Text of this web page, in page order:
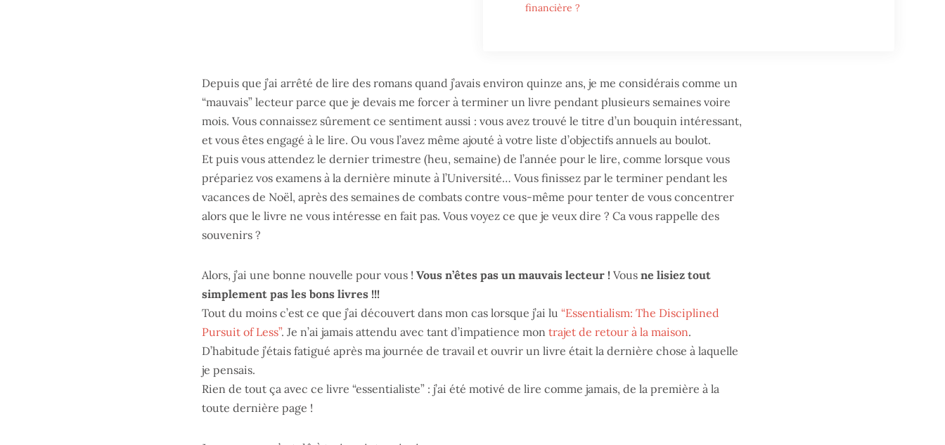
financière ?
Depuis que j’ai arrêté de lire des romans quand j’avais environ quinze ans, je me considérais comme un
“mauvais” lecteur parce que je devais me forcer à terminer un livre pendant plusieurs semaines voire
mois. Vous connaissez sûrement ce sentiment aussi : vous avez trouvé le titre d’un bouquin intéressant,
et vous êtes engagé à le lire. Ou vous l’avez même ajouté à votre liste d’objectifs annuels au boulot.
Et puis vous attendez le dernier trimestre (heu, semaine) de l’année pour le lire, comme lorsque vous
prépariez vos examens à la dernière minute à l’Université… Vous finissez par le terminer pendant les
vacances de Noël, après des semaines de combats contre vous-même pour tenter de vous concentrer
alors que le livre ne vous intéresse en fait pas. Vous voyez ce que je veux dire ? Ca vous rappelle des
souvenirs ?
Alors, j’ai une bonne nouvelle pour vous ! Vous n’êtes pas un mauvais lecteur ! Vous ne lisiez tout
simplement pas les bons livres !!!
Tout du moins c’est ce que j’ai découvert dans mon cas lorsque j’ai lu “Essentialism: The Disciplined
Pursuit of Less”. Je n’ai jamais attendu avec tant d’impatience mon trajet de retour à la maison.
D’habitude j’étais fatigué après ma journée de travail et ouvrir un livre était la dernière chose à laquelle
je pensais.
Rien de tout ça avec ce livre “essentialiste” : j’ai été motivé de lire comme jamais, de la première à la
toute dernière page !